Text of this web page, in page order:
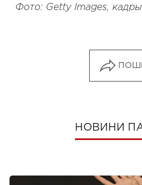
Фото: Getty Images,
НОВИНИ